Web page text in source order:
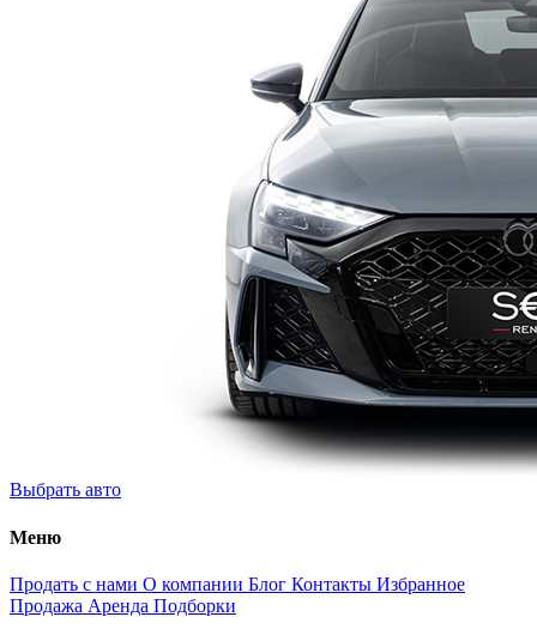
Выбрать авто
Меню
Продать с нами О компании Блог Контакты Избранное
Продажа Аренда Подборки